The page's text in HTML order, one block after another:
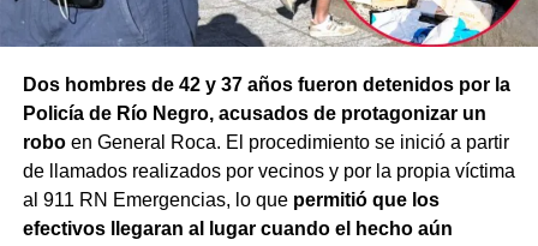
Dos hombres de 42 y 37 años fueron detenidos por la
Policía de Río Negro, acusados de protagonizar un
roboen General Roca. El procedimiento se inició a partir
de llamados realizados por vecinos y por la propia víctima
al 911 RN Emergencias, lo que permitió que los
efectivos llegaran al lugar cuando el hecho aún